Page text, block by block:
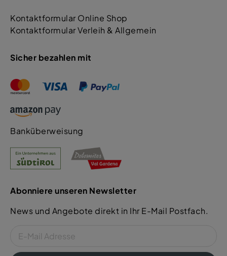
Kontaktformular Online Shop
Kontaktformular Verleih & Allgemein
Sicher bezahlen mit
Banküberweisung
Abonniere unseren Newsletter
News und Angebote direkt in Ihr E-Mail Postfach.